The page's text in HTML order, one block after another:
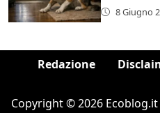
8 Giugno
Redazione
Copyright © 2026